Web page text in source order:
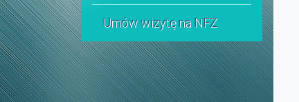
Umów wizytę na NFZ